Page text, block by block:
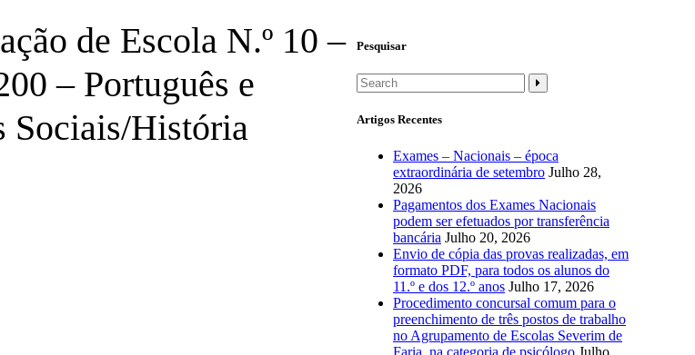
de Escola N.º 10 –
– Português e
Sociais/História
Pesquisar
Artigos Recentes
Exames – Nacionais – época
extraordinária de setembro Julho 28,
2026
Pagamentos dos Exames Nacionais
podem ser efetuados por transferência
bancária Julho 20, 2026
Envio de cópia das provas realizadas, em
formato PDF, para todos os alunos do
11.º e dos 12.º anos Julho 17, 2026
Procedimento concursal comum para o
preenchimento de três postos de trabalho
no Agrupamento de Escolas Severim de
Faria, na categoria de psicólogo Julho